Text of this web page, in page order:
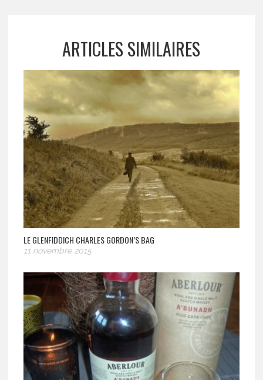
ARTICLES SIMILAIRES
LE GLENFIDDICH CHARLES GORDON’S BAG
11 novembre 2015